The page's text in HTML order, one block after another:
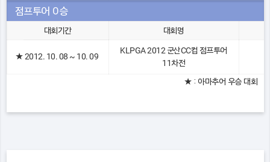
점프투어 0승
대회기간 대회명
★ 2012. 10. 08 ~ 10. 09
KLPGA 2012 군산CC컵 점프투어
11차전
★ : 아마추어 우승 대회